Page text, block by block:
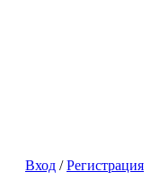
Вход /Регистрация